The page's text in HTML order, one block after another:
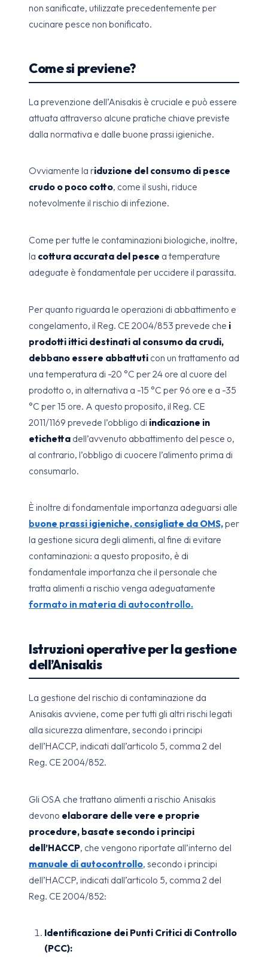
non sanificate, utilizzate precedentemente per
cucinare pesce non bonificato.
Come si previene?
La prevenzione dell’Anisakis è cruciale e può essere
attuata attraverso alcune pratiche chiave previste
dalla normativa e dalle buone prassi igieniche.
Ovviamente la riduzione del consumo di pesce
crudo o poco cotto, come il sushi, riduce
notevolmente il rischio di infezione.
Come per tutte le contaminazioni biologiche, inoltre,
la cottura accurata del pesce a temperature
adeguate è fondamentale per uccidere il parassita.
Per quanto riguarda le operazioni di abbattimento e
congelamento, il Reg. CE 2004/853 prevede che i
prodotti ittici destinati al consumo da crudi,
debbano essere abbattuti con un trattamento ad
una temperatura di -20 °C per 24 ore al cuore del
prodotto o, in alternativa a -15 °C per 96 ore e a -35
°C per 15 ore. A questo proposito, il Reg. CE
2011/1169 prevede l’obbligo di indicazione in
etichetta dell’avvenuto abbattimento del pesce o,
al contrario, l’obbligo di cuocere l’alimento prima di
consumarlo.
È inoltre di fondamentale importanza adeguarsi alle
buone prassi igieniche, consigliate da OMS,per
la gestione sicura degli alimenti, al fine di evitare
contaminazioni: a questo proposito, è di
fondamentale importanza che il personale che
tratta alimenti a rischio venga adeguatamente
formato in materia di autocontrollo.
Istruzioni operative per la gestione
dell’Anisakis
La gestione del rischio di contaminazione da
Anisakis avviene, come per tutti gli altri rischi legati
alla sicurezza alimentare, secondo i principi
dell’HACCP, indicati dall’articolo 5, comma 2 del
Reg. CE 2004/852.
Gli OSA che trattano alimenti a rischio Anisakis
devono elaborare delle vere e proprie
procedure, basate secondo i principi
dell’HACCP, che vengono riportate all’interno del
manuale di autocontrollo, secondo i principi
dell’HACCP, indicati dall’articolo 5, comma 2 del
Reg. CE 2004/852:
Identificazione dei Punti Critici di Controllo
(PCC):